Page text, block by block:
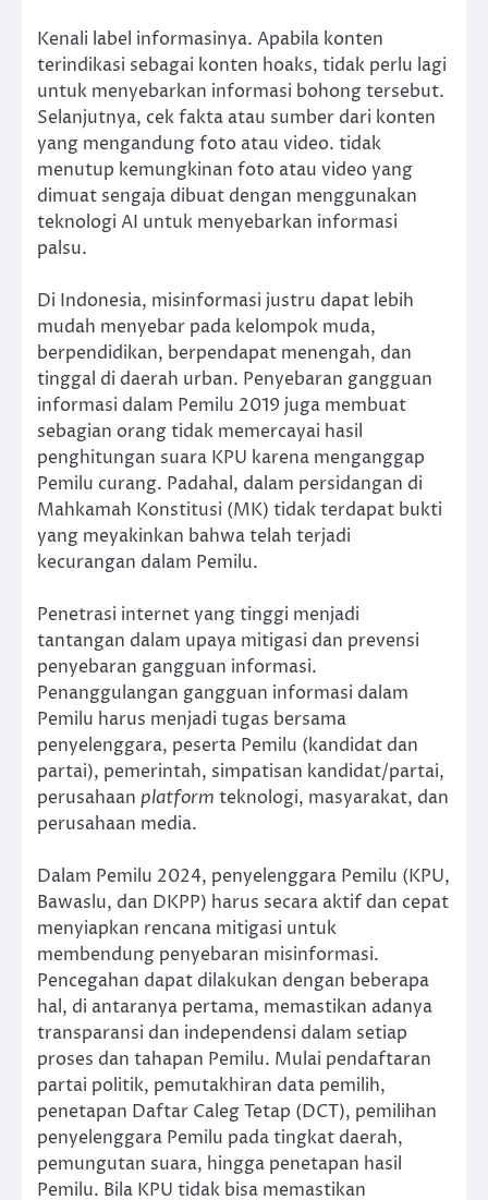
Kenali label informasinya. Apabila konten
terindikasi sebagai konten hoaks, tidak perlu lagi
untuk menyebarkan informasi bohong tersebut.
Selanjutnya, cek fakta atau sumber dari konten
yang mengandung foto atau video. tidak
menutup kemungkinan foto atau video yang
dimuat sengaja dibuat dengan menggunakan
teknologi AI untuk menyebarkan informasi
palsu.
Di Indonesia, misinformasi justru dapat lebih
mudah menyebar pada kelompok muda,
berpendidikan, berpendapat menengah, dan
tinggal di daerah urban. Penyebaran gangguan
informasi dalam Pemilu 2019 juga membuat
sebagian orang tidak memercayai hasil
penghitungan suara KPU karena menganggap
Pemilu curang. Padahal, dalam persidangan di
Mahkamah Konstitusi (MK) tidak terdapat bukti
yang meyakinkan bahwa telah terjadi
kecurangan dalam Pemilu.
Penetrasi internet yang tinggi menjadi
tantangan dalam upaya mitigasi dan prevensi
penyebaran gangguan informasi.
Penanggulangan gangguan informasi dalam
Pemilu harus menjadi tugas bersama
penyelenggara, peserta Pemilu (kandidat dan
partai), pemerintah, simpatisan kandidat/partai,
perusahaan platform teknologi, masyarakat, dan
perusahaan media.
Dalam Pemilu 2024, penyelenggara Pemilu (KPU,
Bawaslu, dan DKPP) harus secara aktif dan cepat
menyiapkan rencana mitigasi untuk
membendung penyebaran misinformasi.
Pencegahan dapat dilakukan dengan beberapa
hal, di antaranya pertama, memastikan adanya
transparansi dan independensi dalam setiap
proses dan tahapan Pemilu. Mulai pendaftaran
partai politik, pemutakhiran data pemilih,
penetapan Daftar Caleg Tetap (DCT), pemilihan
penyelenggara Pemilu pada tingkat daerah,
pemungutan suara, hingga penetapan hasil
Pemilu. Bila KPU tidak bisa memastikan